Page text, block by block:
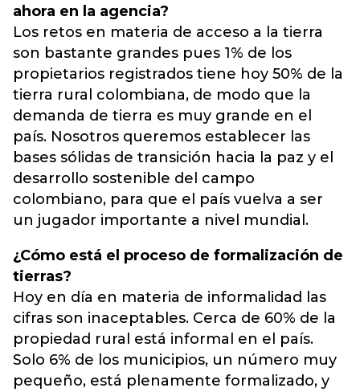
ahora en la agencia?
Los retos en materia de acceso a la tierra
son bastante grandes pues 1% de los
propietarios registrados tiene hoy 50% de la
tierra rural colombiana, de modo que la
demanda de tierra es muy grande en el
país. Nosotros queremos establecer las
bases sólidas de transición hacia la paz y el
desarrollo sostenible del campo
colombiano, para que el país vuelva a ser
un jugador importante a nivel mundial.
¿Cómo está el proceso de formalización de
tierras?
Hoy en día en materia de informalidad las
cifras son inaceptables. Cerca de 60% de la
propiedad rural está informal en el país.
Solo 6% de los municipios, un número muy
pequeño, está plenamente formalizado, y